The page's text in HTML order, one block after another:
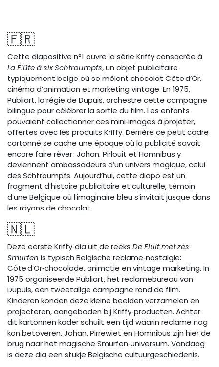
🇫🇷
Cette diapositive n°1 ouvre la série Kriffy consacrée à
La Flûte à six Schtroumpfs, un objet publicitaire
typiquement belge où se mêlent chocolat Côte d’Or,
cinéma d’animation et marketing vintage. En 1975,
Publiart, la régie de Dupuis, orchestre cette campagne
bilingue pour célébrer la sortie du film. Les enfants
pouvaient collectionner ces mini‑images à projeter,
offertes avec les produits Kriffy. Derrière ce petit cadre
cartonné se cache une époque où la publicité savait
encore faire rêver : Johan, Pirlouit et Homnibus y
deviennent ambassadeurs d’un univers magique, celui
des Schtroumpfs. Aujourd’hui, cette diapo est un
fragment d’histoire publicitaire et culturelle, témoin
d’une Belgique où l’imaginaire bleu s’invitait jusque dans
les rayons de chocolat.
🇳🇱
Deze eerste Kriffy‑dia uit de reeks De Fluit met zes
Smurfen is typisch Belgische reclame‑nostalgie:
Côte d’Or‑chocolade, animatie en vintage marketing. In
1975 organiseerde Publiart, het reclamebureau van
Dupuis, een tweetalige campagne rond de film.
Kinderen konden deze kleine beelden verzamelen en
projecteren, aangeboden bij Kriffy‑producten. Achter
dit kartonnen kader schuilt een tijd waarin reclame nog
kon betoveren. Johan, Pirrewiet en Homnibus zijn hier de
brug naar het magische Smurfen‑universum. Vandaag
is deze dia een stukje Belgische cultuurgeschiedenis.